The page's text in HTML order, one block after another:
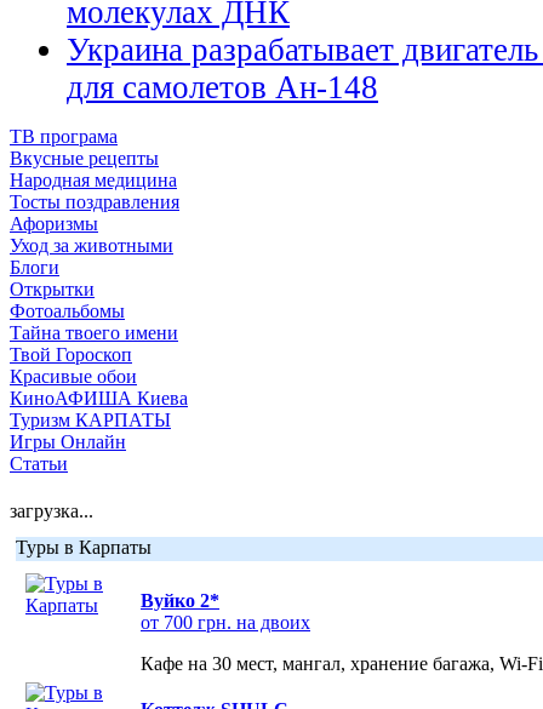
молекулах ДНК
Украина разрабатывает
для самолетов Ан-148
ТВ програма
Вкусные рецепты
Народная медицина
Тосты поздравления
Афоризмы
Уход за животными
Блоги
Открытки
Фотоальбомы
Тайна твоего имени
Твой Гороскоп
Красивые обои
КиноАФИША Киева
Туризм КАРПАТЫ
Игры Онлайн
Статьи
загрузка...
Туры в Карпаты
Вуйко 2*
от 700 грн. на двоих
Кафе на 30 мест, мангал, хранение багажа, Wi-